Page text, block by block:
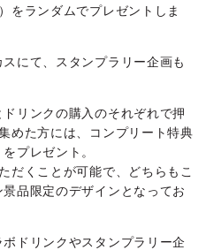
をランダムでプレゼントしま
にて、スタンプラリー企画も
リンクの購入のそれぞれで押
めた方には、コンプリート特典
プレゼント。
だくことが可能で、どちらもこ
品限定のデザインとなってお
ドリンクやスタンプラリー企